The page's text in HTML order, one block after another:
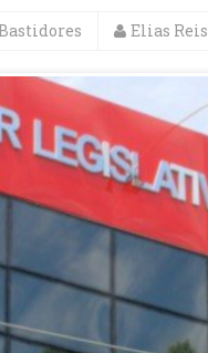
Elias Reis